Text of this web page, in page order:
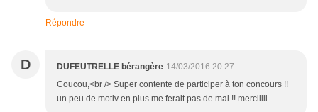
Répondre
D DUFEUTRELLE bérangère 14/03/2016 20:27
Coucou,<br /> Super contente de participer à ton concours !!
un peu de motiv en plus me ferait pas de mal !! merciiiii